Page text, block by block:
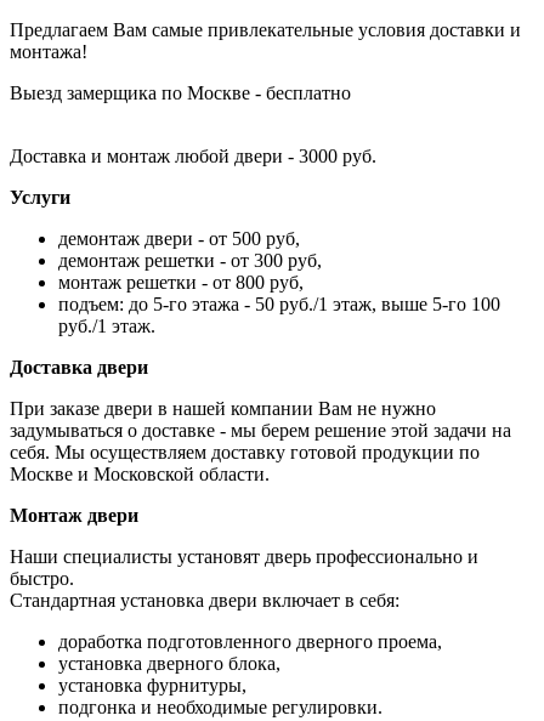
Предлагаем Вам самые привлекательные условия доставки и
монтажа!
Выезд замерщика по Москве - бесплатно
Доставка и монтаж любой двери - 3000 руб.
Услуги
демонтаж двери - от 500 руб,
демонтаж решетки - от 300 руб,
монтаж решетки - от 800 руб,
подъем: до 5-го этажа - 50 руб./1 этаж, выше 5-го 100
руб./1 этаж.
Доставка двери
При заказе двери в нашей компании Вам не нужно
задумываться о доставке - мы берем решение этой задачи на
себя. Мы осуществляем доставку готовой продукции по
Москве и Московской области.
Монтаж двери
Наши специалисты установят дверь профессионально и
быстро.
Стандартная установка двери включает в себя:
доработка подготовленного дверного проема,
установка дверного блока,
установка фурнитуры,
подгонка и необходимые регулировки.